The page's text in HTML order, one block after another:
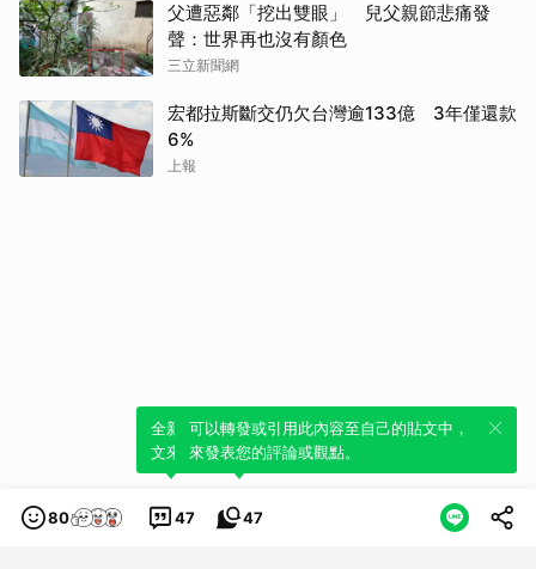
父遭惡鄰「挖出雙眼」 兒父親節悲痛發
聲：世界再也沒有顏色
三立新聞網
宏都拉斯斷交仍欠台灣逾133億 3年僅還款
6%
上報
80 47
全新體驗！一鍵引用此內容，透過發布貼
文來輕鬆表達個人立場。
47
可以轉發或引用此內容至自己的貼文中，
來發表您的評論或觀點。